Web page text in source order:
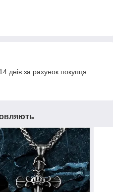
днів за рахунок покупця